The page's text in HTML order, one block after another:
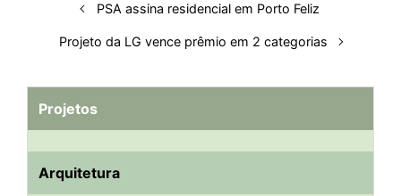
PSA assina residencial em Porto Feliz
Projeto da LG vence prêmio em 2 categorias
Projetos
Arquitetura